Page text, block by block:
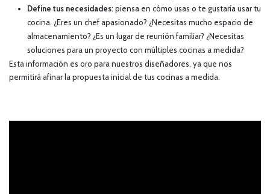
Define tus necesidades: piensa en cómo usas o te gustaría usar tu
cocina. ¿Eres un chef apasionado? ¿Necesitas mucho espacio de
almacenamiento? ¿Es un lugar de reunión familiar? ¿Necesitas
soluciones para un proyecto con múltiples cocinas a medida?
Esta información es oro para nuestros diseñadores, ya que nos
permitirá afinar la propuesta inicial de tus cocinas a medida.